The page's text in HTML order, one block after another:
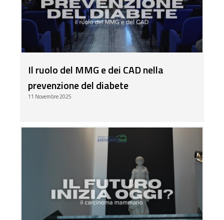
Il ruolo del MMG e dei CAD nella
prevenzione del diabete
11 Novembre 2025